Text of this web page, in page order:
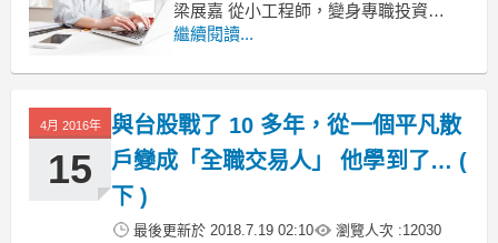
梁展嘉 從小工程師，變身專職投資人
我叫梁展嘉，
曾經留學美國，
繼續閱讀...
4月 2016年
15
與台股戰了 10 多年，從一個平凡散
戶變成「全職交易人」 他學到了… (
下 )
最後更新於 2018.7.19 02:10 瀏覽人次 :12030